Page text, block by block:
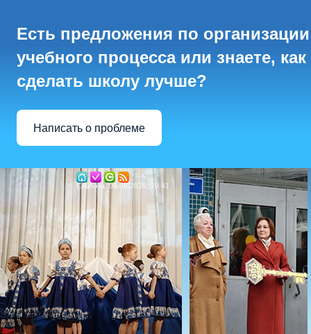
Есть предложения по организации
учебного процесса или знаете, как
сделать школу лучше?
Написать о проблеме
Суббота, 08.08.2026, 20:41